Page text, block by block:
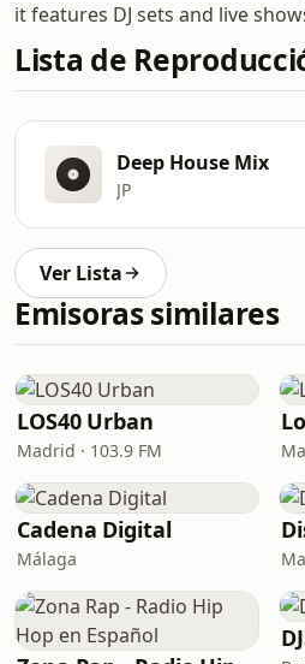
it features DJ sets and live
Lista de
Deep House Mix
JP
Ver Lista
Emisoras similares
LOS40 Urban
Madrid · 103.9 FM
Cadena Digital
Málaga